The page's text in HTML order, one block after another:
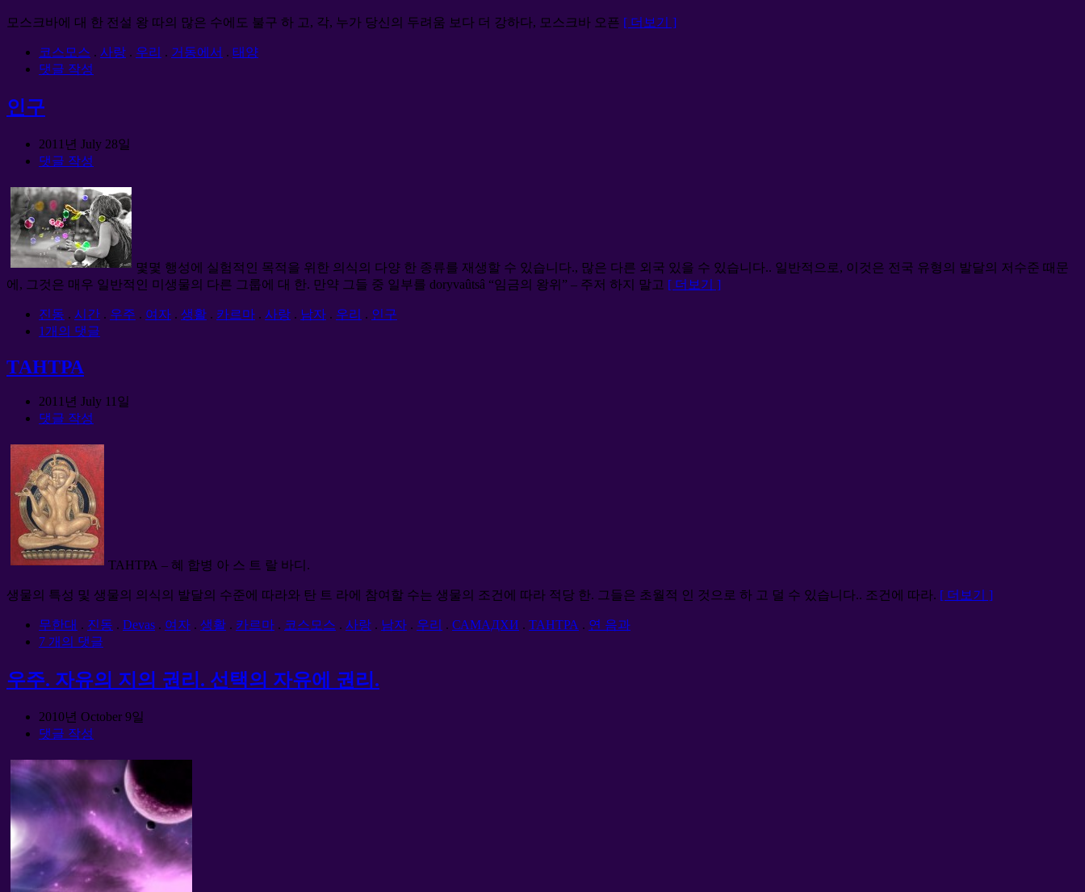
모스크바에 대 한 전설 왕 따의 많은 수에도 불구 하 고, 각, 누가 당신의 두려움 보다 더 강하다, 모스크바 오픈 [ 더보기 ]
코스모스 . 사랑 . 우리 . 거동에서 . 태양
댓글 작성
인구
2011년 July 28일
댓글 작성
몇몇 행성에 실험적인 목적을 위한 의식의 다양 한 종류를 재생할 수 있습니다., 많은 다른 외국 있을 수 있습니다.. 일반적으로, 이것은 전국 유형의 발달의 저수준 때문
에, 그것은 매우 일반적인 미생물의 다른 그룹에 대 한. 만약 그들 중 일부를 doryvaûtsâ “임금의 왕위” – 주저 하지 말고 [ 더보기 ]
진동 . 시간 . 우주 . 여자 . 생활 . 카르마 . 사랑 . 남자 . 우리 . 인구
1개의 댓글
ТАНТРА
2011년 July 11일
댓글 작성
ТАНТРА – 혜 합병 아 스 트 랄 바디.
생물의 특성 및 생물의 의식의 발달의 수준에 따라와 탄 트 라에 참여할 수는 생물의 조건에 따라 적당 한. 그들은 초월적 인 것으로 하 고 덜 수 있습니다.. 조건에 따라. [ 더보기 ]
무한대 . 진동 . Devas . 여자 . 생활 . 카르마 . 코스모스 . 사랑 . 남자 . 우리 . САМАДХИ . ТАНТРА . 연 음과
7 개의 댓글
우주. 자유의 지의 권리. 선택의 자유에 권리.
2010년 October 9일
댓글 작성